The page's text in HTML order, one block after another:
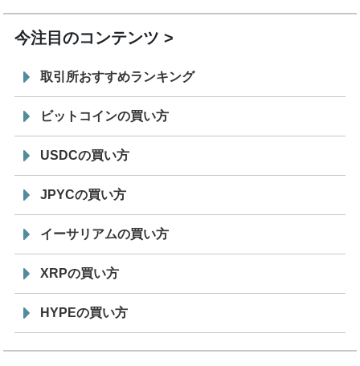
今注目のコンテンツ
取引所おすすめランキング
ビットコインの買い方
USDCの買い方
JPYCの買い方
イーサリアムの買い方
XRPの買い方
HYPEの買い方